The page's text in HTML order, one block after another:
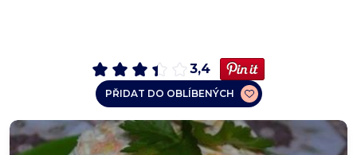
3,4
PŘIDAT DO OBLÍBENÝCH